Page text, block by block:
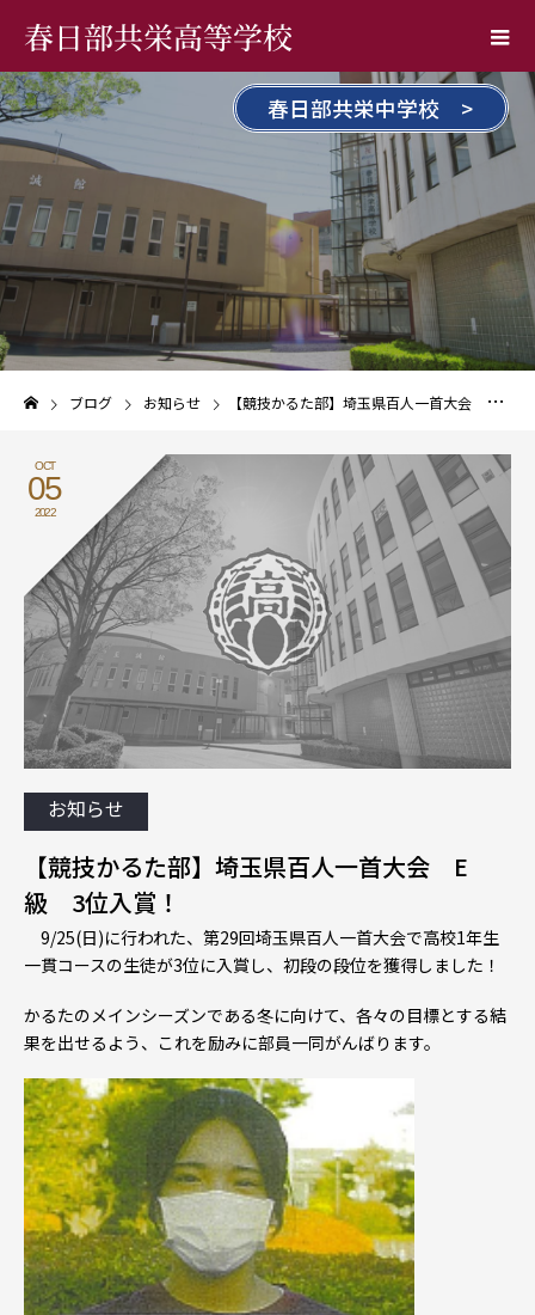
春日部共栄高等学校
春日部共栄中学校 >
ブログ お知らせ 【競技かるた部】埼玉県百人一首大会 E級 3位入賞！
OCT
05
2022
お知らせ
【競技かるた部】埼玉県百人一首大会 E
級 3位入賞！
9/25(日)に行われた、 第29回埼玉県百人 一首大会で高校1年生
一貫コースの生徒が3位に入賞し、 初段の段位を獲得しました！
かるたのメインシーズンである冬に向けて、 各々の目標とする結
果を出せる よう、 これを励みに部員一同がんばります。